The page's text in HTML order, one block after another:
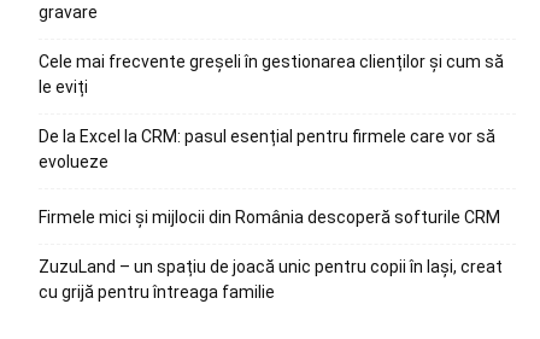
gravare
Cele mai frecvente greșeli în gestionarea clienților și cum să
le eviți
De la Excel la CRM: pasul esențial pentru firmele care vor să
evolueze
Firmele mici și mijlocii din România descoperă softurile CRM
ZuzuLand – un spațiu de joacă unic pentru copii în Iași, creat
cu grijă pentru întreaga familie